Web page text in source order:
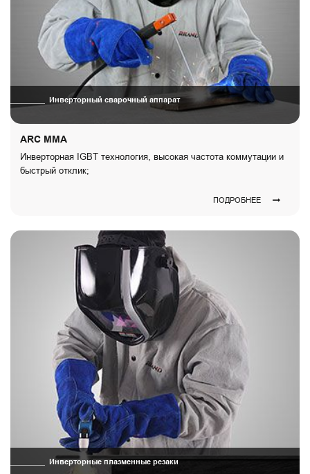
Инверторный сварочный аппарат
ARC MMA
Инверторная IGBT технология, высокая частота коммутации и
быстрый отклик;
ПОДРОБНЕЕ
Инверторные плазменные резаки